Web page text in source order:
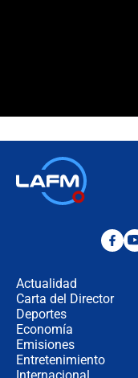
Actualidad
Carta del Director
Deportes
Economía
Emisiones
Entretenimiento
Internacional